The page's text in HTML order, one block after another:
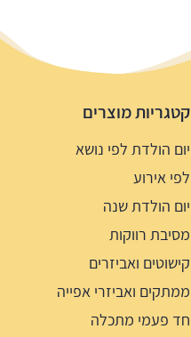
קטגריות מוצרים
יום הולדת לפי נושא
לפי אירוע
יום הולדת שנה
מסיבת רווקות
קישוטים ואביזרים
ממתקים ואביזרי אפייה
חד פעמי מתכלה